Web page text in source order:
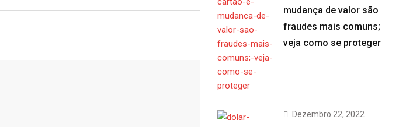
mudança de valor são
fraudes mais comuns;
veja como se proteger
Dezembro 22, 2022